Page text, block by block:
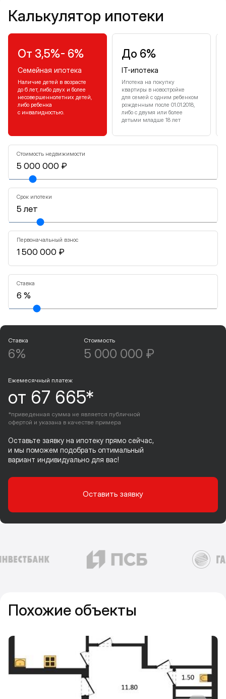
Калькулятор ипотеки
От 3,5%- 6%
Семейная ипотека
Наличие детей в возрасте
до 6 лет, либо двух и более
несовершеннолетних детей,
либо ребенка
с инвалидностью.
До 6%
IT-ипотека
Ипотека на покупку
квартиры в новостройке
для семей с одним ребенком
рожденным после 01.01.2018,
либо с двумя или более
детьми младше 18 лет
Стоимость недвижимости
Срок ипотеки
Первоначальный взнос
Ставка
Ставка
6%
Стоимость
5 000 000 ₽
Ежемесячный платеж
от 67 665*
*приведенная сумма не является публичной
офертой и указана в качестве примера
Оставьте заявку на ипотеку прямо сейчас,
и мы поможем подобрать оптимальный
вариант индивидуально для вас!
Оставить заявку
Похожие объекты